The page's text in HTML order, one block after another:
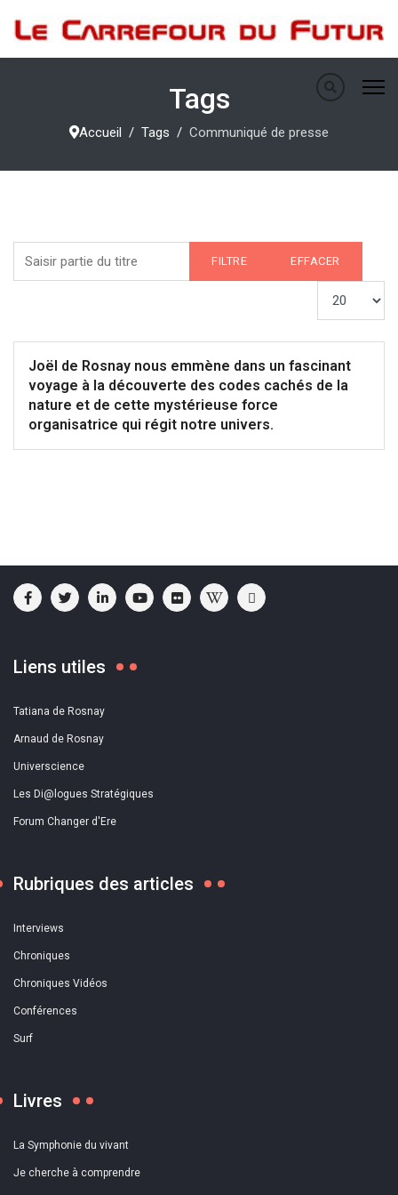
Tags
Accueil Tags Communiqué de presse
FILTRE EFFACER
Joël de Rosnay nous emmène dans un fascinant
voyage à la découverte des codes cachés de la
nature et de cette mystérieuse force
organisatrice qui régit notre univers.
Liens utiles
Tatiana de Rosnay
Arnaud de Rosnay
Universcience
Les Di@logues Stratégiques
Forum Changer d'Ere
Rubriques des articles
Interviews
Chroniques
Chroniques Vidéos
Conférences
Surf
Livres
La Symphonie du vivant
Je cherche à comprendre